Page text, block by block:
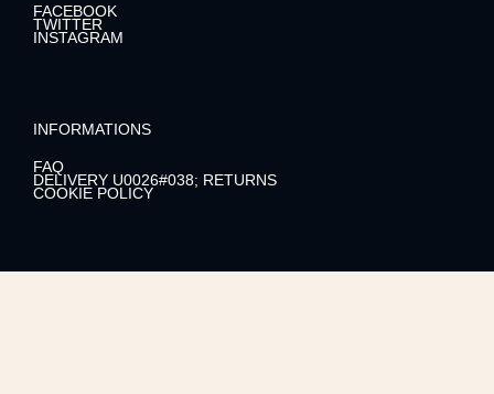
FACEBOOK
TWITTER
INSTAGRAM
INFORMATIONS
FAQ
DELIVERY U0026#038; RETURNS
COOKIE POLICY